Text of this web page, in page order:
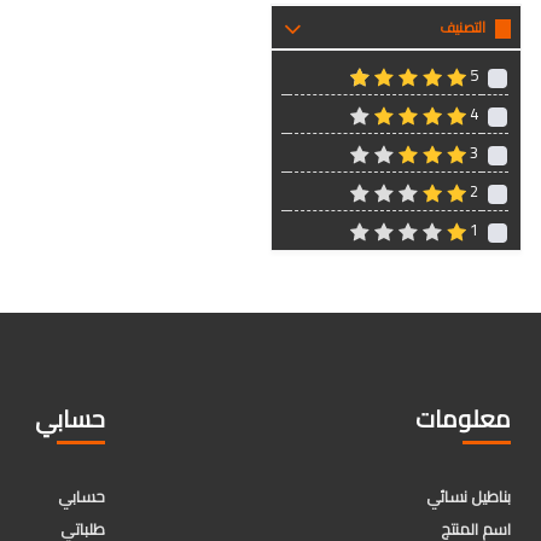
5
4
3
2
1
معلومات
بناطيل نسائي
اسم المنتج
حسابي
حسابي
طلباتي